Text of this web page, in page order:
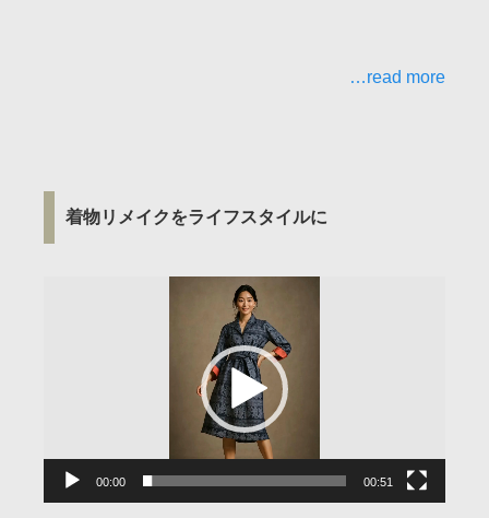
…read more
着物リメイクをライフスタイルに
00:00 00:51